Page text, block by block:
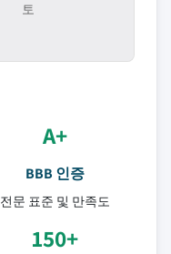
토
A+
BBB 인증
전문 표준 및 만족도
150+